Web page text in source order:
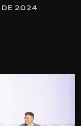
DE 2024